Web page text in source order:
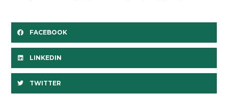
FACEBOOK
LINKEDIN
TWITTER